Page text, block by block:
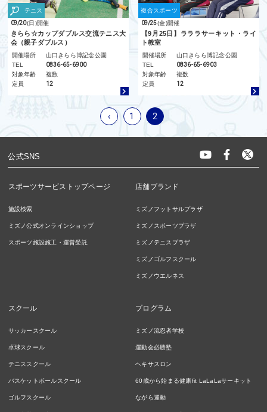
テニス
09/20(日)開催
きらら☆カップダブルス交流テニス大
会（親子ダブルス）
開催場所
山口きらら博記念公園
TEL
0836-65-6900
対象年齢
複数
定員
12
複合スポーツ
09/25(金)開催
【9月25日】ラララサーキット・ライ
ト教室
開催場所
山口きらら博記念公園
TEL
0836-65-6903
対象年齢
複数
定員
12
‹ 1 2
公式SNS
スポーツサービストップページ
施設検索
ミズノ公式オンラインショップ
スポーツ施設施工・運営受託
店舗ブランド
ミズノフットサルプラザ
ミズノスポーツプラザ
ミズノテニスプラザ
ミズノゴルフスクール
ミズノウエルネス
スクール
サッカースクール
卓球スクール
テニススクール
バスケットボールスクール
ゴルフスクール
プログラム
ミズノ流忍者学校
運動会必勝塾
ヘキサスロン
60歳から始まる健康fit LaLaLaサーキット
ながら運動